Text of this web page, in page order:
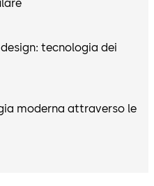
tecnologia dei
moderna attraverso le